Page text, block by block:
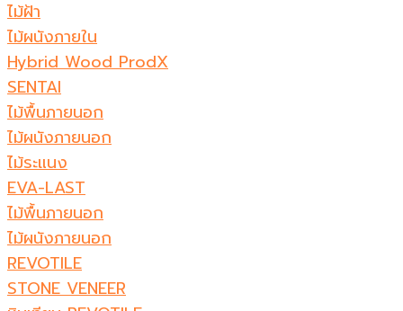
ไม้ฝ้า
ไม้ผนังภายใน
Hybrid Wood ProdX
SENTAI
ไม้พื้นภายนอก
ไม้ผนังภายนอก
ไม้ระแนง
EVA-LAST
ไม้พื้นภายนอก
ไม้ผนังภายนอก
REVOTILE
STONE VENEER​